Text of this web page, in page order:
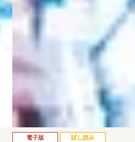
電子版 試し読み